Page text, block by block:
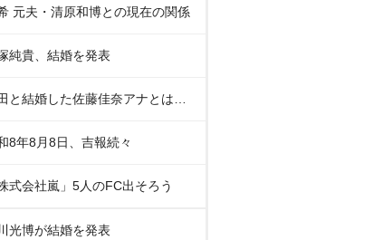
元夫・清原和博との現在の関係
純貴、結婚を発表
と結婚した佐藤佳奈アナとは…
8年8月8日、吉報続々
株式会社嵐」5人のFC出そろう
光博が結婚を発表